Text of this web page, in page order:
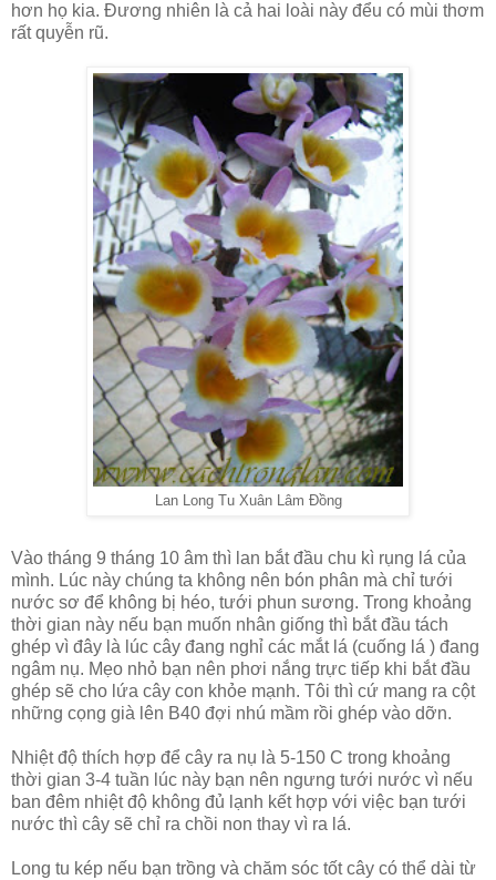
hơn họ kia. Đương nhiên là cả hai loài này đểu có mùi thơm
rất quyễn rũ.
Lan Long Tu Xuân Lâm Đồng
Vào tháng 9 tháng 10 âm thì lan bắt đầu chu kì rụng lá của
mình. Lúc này chúng ta không nên bón phân mà chỉ tưới
nước sơ để không bị héo, tưới phun sương. Trong khoảng
thời gian này nếu bạn muốn nhân giống thì bắt đầu tách
ghép vì đây là lúc cây đang nghỉ các mắt lá (cuống lá ) đang
ngâm nụ. Mẹo nhỏ bạn nên phơi nắng trực tiếp khi bắt đầu
ghép sẽ cho lứa cây con khỏe mạnh. Tôi thì cứ mang ra cột
những cọng già lên B40 đợi nhú mầm rồi ghép vào dỡn.
Nhiệt độ thích hợp để cây ra nụ là 5-150 C trong khoảng
thời gian 3-4 tuần lúc này bạn nên ngưng tưới nước vì nếu
ban đêm nhiệt độ không đủ lạnh kết hợp với việc bạn tưới
nước thì cây sẽ chỉ ra chồi non thay vì ra lá.
Long tu kép nếu bạn trồng và chăm sóc tốt cây có thể dài từ